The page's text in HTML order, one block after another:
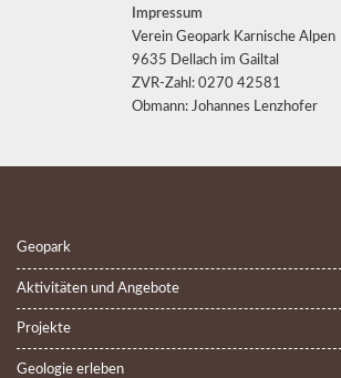
Impressum
Verein Geopark Karnische Alpen
9635 Dellach im Gailtal
ZVR-Zahl: 0270 42581
Obmann: Johannes Lenzhofer
Geopark
Aktivitäten und Angebote
Projekte
Geologie erleben